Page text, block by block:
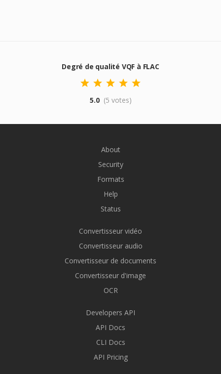
Degré de qualité VQF à FLAC
5.0 (5 votes)
About
Security
Formats
Help
Status
Convertisseur vidéo
Convertisseur audio
Convertisseur de documents
Convertisseur d'image
OCR
Developers API
API Docs
CLI Docs
API Pricing